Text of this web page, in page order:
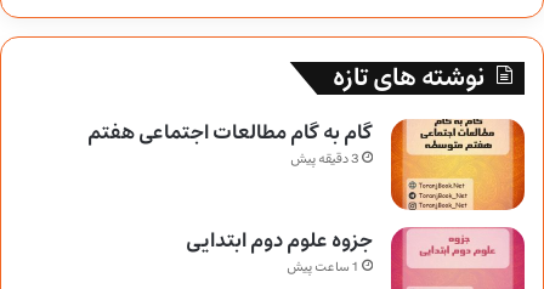
نوشته های تازه
گام به گام مطالعات اجتماعی هفتم
3 دقیقه پیش
جزوه علوم دوم ابتدایی
1 ساعت پیش